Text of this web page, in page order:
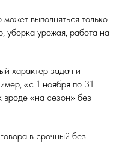
выполняться только
уборка урожая, работа на
характер задач и
«с 1 ноября по 31
вроде «на сезон» без
в срочный без